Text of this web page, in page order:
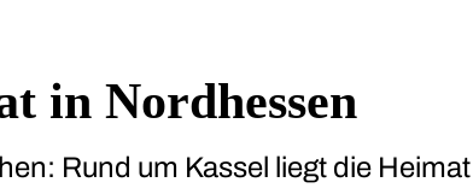
in Nordhessen
Rund um Kassel liegt die